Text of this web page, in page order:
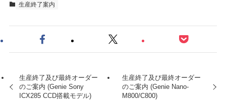
生産終了案内
生産終了及び最終オーダー
のご案内 (Genie Sony
ICX285 CCD搭載モデル)
生産終了及び最終オーダー
のご案内 (Genie Nano-
M800/C800)